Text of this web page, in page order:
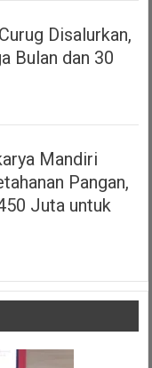
Disalurkan,
Bulan dan 30
Mandiri
Pangan,
Juta untuk